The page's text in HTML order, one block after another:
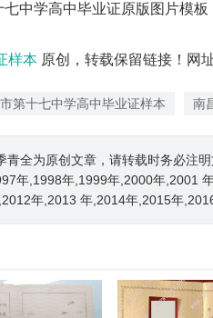
七中学高中毕业证原版图片模板
样本 原创，转载保留链接！网址
第十七中学高中毕业证样本 南
青全为原创文章，请转载时务必注
年,1998年,1999年,2000年,2001
年,2013 年,2014年,2015年